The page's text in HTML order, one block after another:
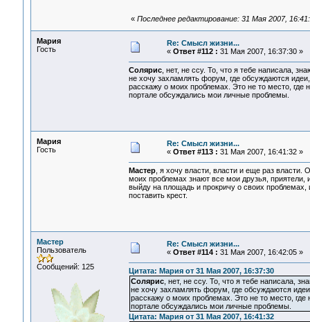
« Последнее редактирование: 31 Мая 2007,
Мария
Гость
Re: Смысл жизни...
« Ответ #112 : 31 Мая 2007, 16:37:30 »
Солярис, нет, не ссу. То, что я тебе написала,
не хочу захламлять форум, где обсуждаются
расскажу о моих проблемах. Это не то место, где
портале обсуждались мои личные проблемы.
Мария
Гость
Re: Смысл жизни...
« Ответ #113 : 31 Мая 2007, 16:41:32 »
Мастер, я хочу власти, власти и еще раз власти.
моих проблемах знают все мои друзья,
выйду на площадь и прокричу о своих
поставить крест.
Мастер
Пользователь
Сообщений: 125
Re: Смысл жизни...
« Ответ #114 : 31 Мая 2007, 16:42:05 »
Цитата: Мария от 31 Мая 2007, 16:37:30
Солярис, нет, не ссу. То, что я тебе написала,
не хочу захламлять форум, где обсуждаются
расскажу о моих проблемах. Это не то место,
портале обсуждались мои личные проблемы.
Цитата: Мария от 31 Мая 2007, 16:41:32